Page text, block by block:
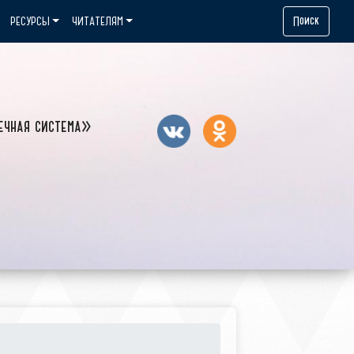
система»
РЕСУРСЫ ЧИТАТЕЛЯМ Поиск